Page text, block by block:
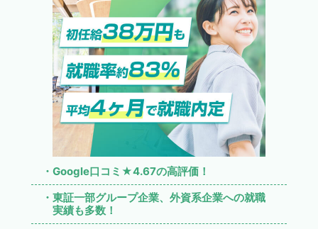
・Google口コミ★4.67の高評価！
・東証一部グループ企業、外資系企業への就職
実績も多数！